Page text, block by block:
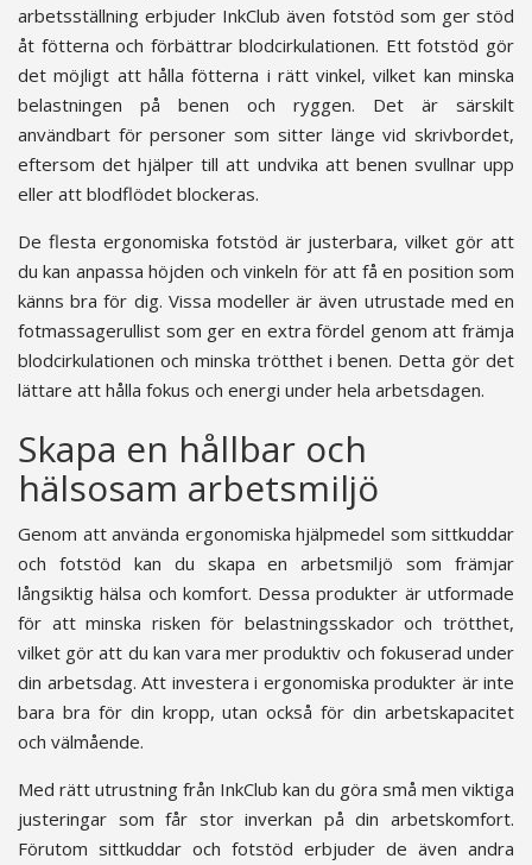
arbetsställning erbjuder InkClub även fotstöd som ger stöd
åt fötterna och förbättrar blodcirkulationen. Ett fotstöd gör
det möjligt att hålla fötterna i rätt vinkel, vilket kan minska
belastningen på benen och ryggen. Det är särskilt
användbart för personer som sitter länge vid skrivbordet,
eftersom det hjälper till att undvika att benen svullnar upp
eller att blodflödet blockeras.
De flesta ergonomiska fotstöd är justerbara, vilket gör att
du kan anpassa höjden och vinkeln för att få en position som
känns bra för dig. Vissa modeller är även utrustade med en
fotmassagerullist som ger en extra fördel genom att främja
blodcirkulationen och minska trötthet i benen. Detta gör det
lättare att hålla fokus och energi under hela arbetsdagen.
Skapa en hållbar och
hälsosam arbetsmiljö
Genom att använda ergonomiska hjälpmedel som sittkuddar
och fotstöd kan du skapa en arbetsmiljö som främjar
långsiktig hälsa och komfort. Dessa produkter är utformade
för att minska risken för belastningsskador och trötthet,
vilket gör att du kan vara mer produktiv och fokuserad under
din arbetsdag. Att investera i ergonomiska produkter är inte
bara bra för din kropp, utan också för din arbetskapacitet
och välmående.
Med rätt utrustning från InkClub kan du göra små men viktiga
justeringar som får stor inverkan på din arbetskomfort.
Förutom sittkuddar och fotstöd erbjuder de även andra